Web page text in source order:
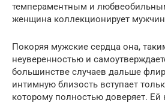
темпераментным и
женщина коллекционирует
Покоряя мужские сердца она,
неуверенностью и
большинстве случаев дальше
интимную близость вступает
которому полностью доверяет. Ей